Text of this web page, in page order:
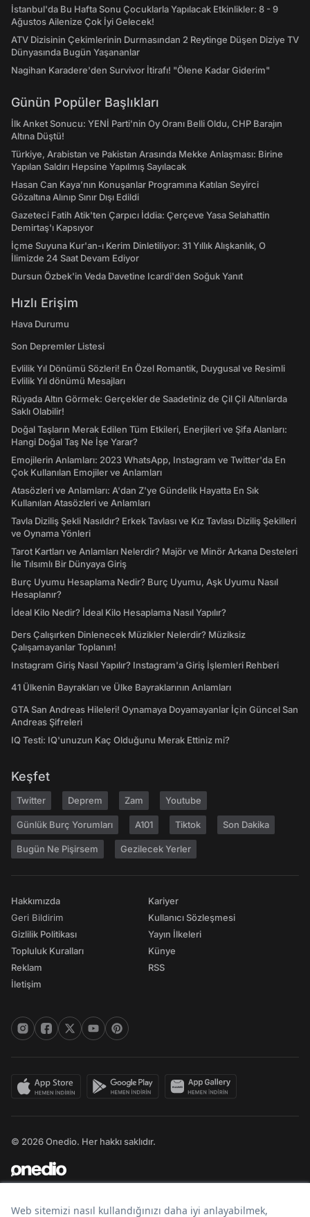
İstanbul'da Bu Hafta Sonu Çocuklarla Yapılacak Etkinlikler: 8 - 9
Ağustos Ailenize Çok İyi Gelecek!
ATV Dizisinin Çekimlerinin Durmasından 2 Reytinge Düşen Diziye TV
Dünyasında Bugün Yaşananlar
Nagihan Karadere'den Survivor İtirafı! "Ölene Kadar Giderim"
Günün Popüler Başlıkları
İlk Anket Sonucu: YENİ Parti'nin Oy Oranı Belli Oldu, CHP Barajın
Altına Düştü!
Türkiye, Arabistan ve Pakistan Arasında Mekke Anlaşması: Birine
Yapılan Saldırı Hepsine Yapılmış Sayılacak
Hasan Can Kaya’nın Konuşanlar Programına Katılan Seyirci
Gözaltına Alınıp Sınır Dışı Edildi
Gazeteci Fatih Atik'ten Çarpıcı İddia: Çerçeve Yasa Selahattin
Demirtaş'ı Kapsıyor
İçme Suyuna Kur'an-ı Kerim Dinletiliyor: 31 Yıllık Alışkanlık, O
İlimizde 24 Saat Devam Ediyor
Dursun Özbek'in Veda Davetine Icardi'den Soğuk Yanıt
Hızlı Erişim
Hava Durumu
Son Depremler Listesi
Evlilik Yıl Dönümü Sözleri! En Özel Romantik, Duygusal ve Resimli
Evlilik Yıl dönümü Mesajları
Rüyada Altın Görmek: Gerçekler de Saadetiniz de Çil Çil Altınlarda
Saklı Olabilir!
Doğal Taşların Merak Edilen Tüm Etkileri, Enerjileri ve Şifa Alanları:
Hangi Doğal Taş Ne İşe Yarar?
Emojilerin Anlamları: 2023 WhatsApp, Instagram ve Twitter'da En
Çok Kullanılan Emojiler ve Anlamları
Atasözleri ve Anlamları: A'dan Z'ye Gündelik Hayatta En Sık
Kullanılan Atasözleri ve Anlamları
Tavla Diziliş Şekli Nasıldır? Erkek Tavlası ve Kız Tavlası Diziliş Şekilleri
ve Oynama Yönleri
Tarot Kartları ve Anlamları Nelerdir? Majör ve Minör Arkana Desteleri
İle Tılsımlı Bir Dünyaya Giriş
Burç Uyumu Hesaplama Nedir? Burç Uyumu, Aşk Uyumu Nasıl
Hesaplanır?
İdeal Kilo Nedir? İdeal Kilo Hesaplama Nasıl Yapılır?
Ders Çalışırken Dinlenecek Müzikler Nelerdir? Müziksiz
Çalışamayanlar Toplanın!
Instagram Giriş Nasıl Yapılır? Instagram'a Giriş İşlemleri Rehberi
41 Ülkenin Bayrakları ve Ülke Bayraklarının Anlamları
GTA San Andreas Hileleri! Oynamaya Doyamayanlar İçin Güncel San
Andreas Şifreleri
IQ Testi: IQ'unuzun Kaç Olduğunu Merak Ettiniz mi?
Keşfet
Twitter Deprem Zam Youtube
Günlük Burç Yorumları A101 Tiktok Son Dakika
Bugün Ne Pişirsem Gezilecek Yerler
Hakkımızda
Geri Bildirim
Gizlilik Politikası
Topluluk Kuralları
Reklam
İletişim
Kariyer
Kullanıcı Sözleşmesi
Yayın İlkeleri
Künye
RSS
© 2026 Onedio. Her hakkı saklıdır.